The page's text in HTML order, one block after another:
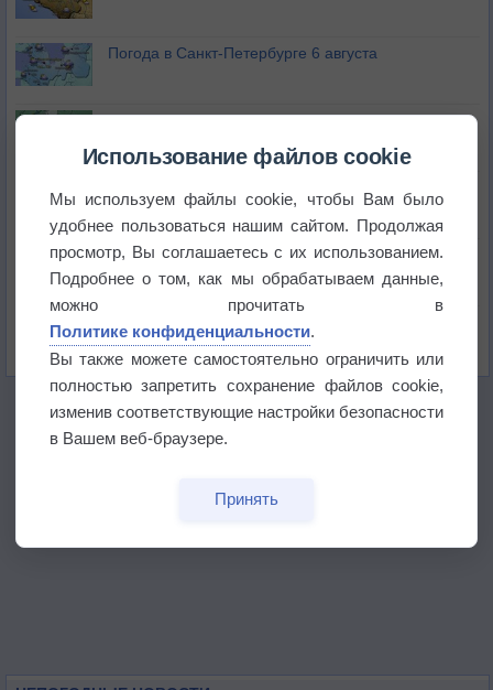
Погода в Санкт-Петербурге 6 августа
Погода в Москве 6 августа
историю
В Центральной России наступают самые жаркие
дни этого лета
Дневная температура воздуха в ОАЭ превысила
+51°
Использование файлов cookie
Мы используем файлы cookie, чтобы Вам было
удобнее пользоваться нашим сайтом. Продолжая
просмотр, Вы соглашаетесь с их использованием.
Подробнее о том, как мы обрабатываем данные,
можно прочитать в
Политике конфиденциальности.
Вы также можете самостоятельно ограничить или
полностью запретить сохранение файлов cookie,
изменив соответствующие настройки безопасности
в Вашем веб-браузере.
Принять